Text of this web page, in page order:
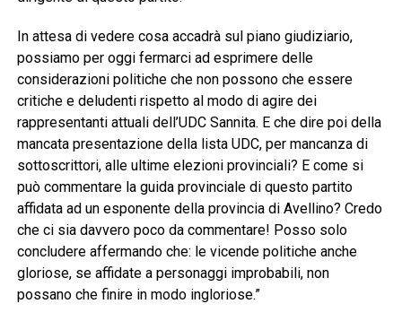
In attesa di vedere cosa accadrà sul piano giudiziario,
possiamo per oggi fermarci ad esprimere delle
considerazioni politiche che non possono che essere
critiche e deludenti rispetto al modo di agire dei
rappresentanti attuali dell’UDC Sannita. E che dire poi della
mancata presentazione della lista UDC, per mancanza di
sottoscrittori, alle ultime elezioni provinciali? E come si
può commentare la guida provinciale di questo partito
affidata ad un esponente della provincia di Avellino? Credo
che ci sia davvero poco da commentare! Posso solo
concludere affermando che: le vicende politiche anche
gloriose, se affidate a personaggi improbabili, non
possano che finire in modo ingloriose.”